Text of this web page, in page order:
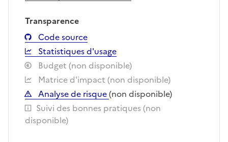
Transparence
Code source
Statistiques d'usage
Budget (non disponible)
Matrice d'impact (non disponible)
Analyse de risque(non disponible)
Suivi des bonnes pratiques (non
disponible)